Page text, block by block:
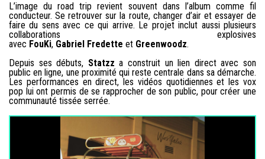
L’image du road trip revient souvent dans l’album comme fil
conducteur. Se retrouver sur la route, changer d’air et essayer de
faire du sens avec ce qui arrive. Le projet inclut aussi plusieurs
collaborations explosives
avec FouKi, Gabriel Fredette et Greenwoodz.
Depuis ses débuts, Statzza construit un lien direct avec son
public en ligne, une proximité qui reste centrale dans sa démarche.
Les performances en direct, les vidéos quotidiennes et les vox
pop lui ont permis de se rapprocher de son public, pour créer une
communauté tissée serrée.